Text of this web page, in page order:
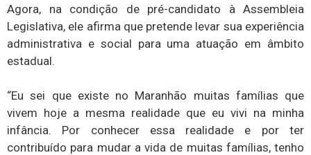
Agora, na condição de pré-candidato à Assembleia
Legislativa, ele afirma que pretende levar sua experiência
administrativa e social para uma atuação em âmbito
estadual.
“Eu sei que existe no Maranhão muitas famílias que
vivem hoje a mesma realidade que eu vivi na minha
infância. Por conhecer essa realidade e por ter
contribuído para mudar a vida de muitas famílias, tenho